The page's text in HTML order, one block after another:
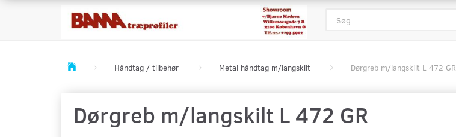
Håndtag / tilbehør Metal håndtag m/langskilt Dørgreb m/langskilt L 472 GR
Dørgreb m/langskilt L 472 GR